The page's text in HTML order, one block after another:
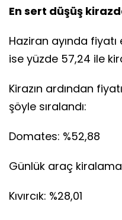
En sert düşüş
Haziran ayında
ise yüzde 57,24 ile
Kirazın ardından
şöyle sıralandı:
Domates: %52,88
Günlük araç
Kıvırcık: %28,01